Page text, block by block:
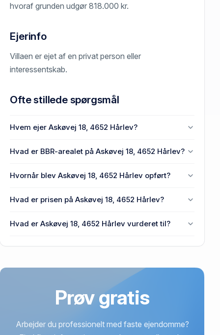
hvoraf grunden udgør 818.000 kr.
Ejerinfo
Villaen er ejet af en privat person eller
interessentskab.
Ofte stillede spørgsmål
Hvem ejer Askøvej 18, 4652 Hårlev?
Hvad er BBR-arealet på Askøvej 18, 4652 Hårlev?
Hvornår blev Askøvej 18, 4652 Hårlev opført?
18, 4652 Hårlev.
Hvad er prisen på Askøvej 18, 4652 Hårlev?
senest blev handlet i 2021.
Hvad er Askøvej 18, 4652 Hårlev vurderet til?
Prøv gratis
Arbejder du professionelt med faste ejendomme?